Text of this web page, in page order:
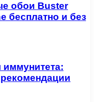
обои Buster
бесплатно и без
иммунитета: